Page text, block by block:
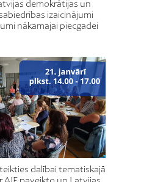
demokrātijas un
izaicinājumi
nākamajai piecgadei
dalībai tematiskajā